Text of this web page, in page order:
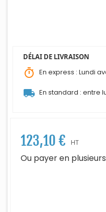
DÉLAI DE LIVRAISON
timer En express : Lundi
local_shipping En standard : entre
123,10 € HT
Ou payer en